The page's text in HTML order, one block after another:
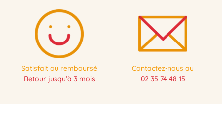
Satisfait ou remboursé
Retour jusqu'à 3 mois
Contactez-nous au
02 35 74 48 15